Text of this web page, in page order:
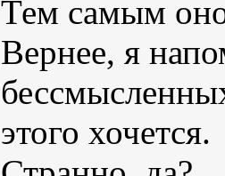
Тем самым
Вернее, я
этого хочется.